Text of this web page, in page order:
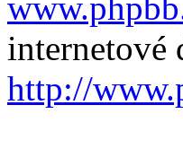
internetové
http://